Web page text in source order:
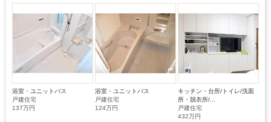
浴室・ユニットバス
戸建住宅
137万円
浴室・ユニットバス
戸建住宅
124万円
キッチン・台所/トイレ/洗面
所・脱衣所/...
戸建住宅
432万円